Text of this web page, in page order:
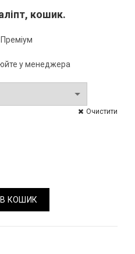
кошик.
у менеджера
Очистити
КОШИК